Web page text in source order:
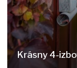
Krásny 4-